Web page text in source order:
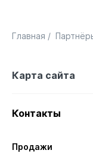
Главная /
Карта сайта
Контакты
Продажи